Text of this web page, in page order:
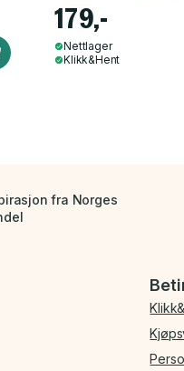
179,-
Nettlager
Klikk&Hent
fra Norges